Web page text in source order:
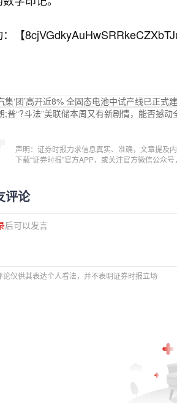
：【
集‘团’高开近8% 全固态电池中试产线已正式
;普“?斗法”美联储本周又有新剧情，能否撼动
声明：证券时报力求信息真实、准确，文章提及
下载“证券时报”官方APP，或关注官方微信公众
评论
后可以发言
论仅供其表达个人看法，并不表明证券时报立场